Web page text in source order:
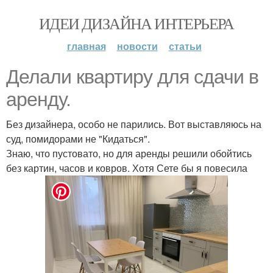
ИДЕИ ДИЗАЙНА ИНТЕРЬЕРА
главная новости статьи
Делали квартиру для сдачи в
аренду.
Без дизайнера, особо не парились. Вот выставляюсь на
суд, помидорами не "Кидаться".
Знаю, что пустовато, но для аренды решили обойтись
без картин, часов и ковров. Хотя Сете бы я повесила